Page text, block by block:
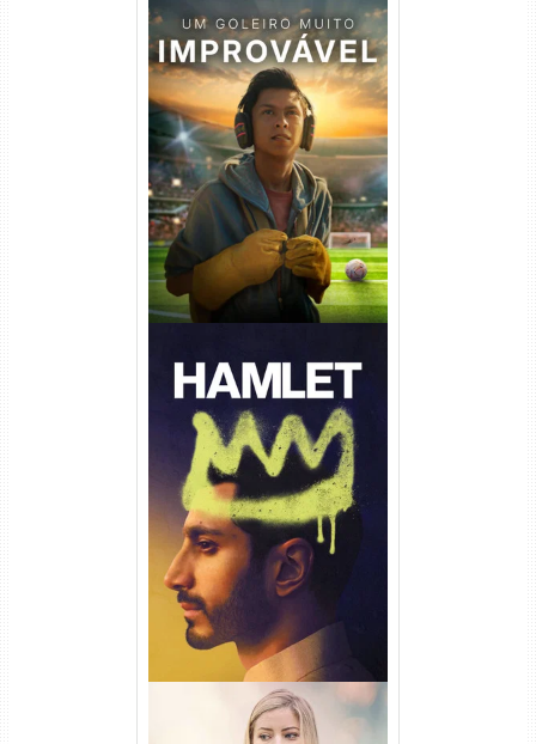
Um Goleiro Muito Improvável
Torrent (2026) WEB-DL 1080p
Dual Áudio
Hamlet Torrent (2026) WEB-
DL 1080p Dual Áudio